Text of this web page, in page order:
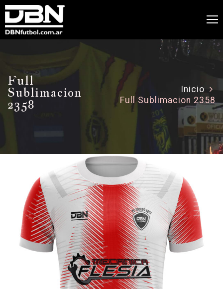
Full
Sublimacion
2358
Inicio
Full Sublimacion 2358